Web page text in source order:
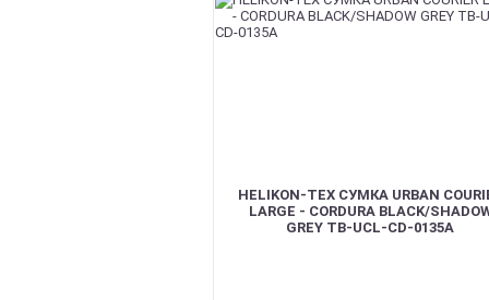
HELIKON-TEX СУМКА URBAN
LARGE - CORDURA BLACK/
GREY TB-UCL-CD-0135A